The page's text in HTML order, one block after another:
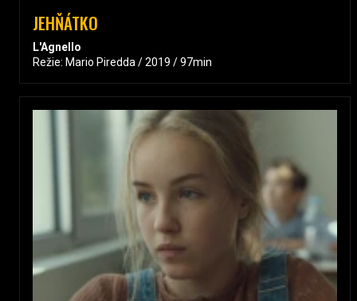
JEHŇÁTKO
L'Agnello
Režie: Mario Piredda / 2019 / 97min